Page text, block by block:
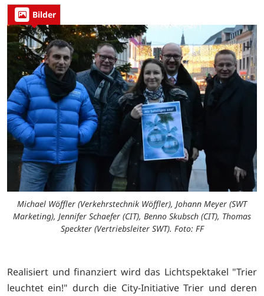
Bilder
Michael Wöffler (Verkehrstechnik Wöffler), Johann Meyer (SWT
Marketing), Jennifer Schaefer (CIT), Benno Skubsch (CIT), Thomas
Speckter (Vertriebsleiter SWT). Foto: FF
Realisiert und finanziert wird das Lichtspektakel "Trier
leuchtet ein!" durch die City-Initiative Trier und deren